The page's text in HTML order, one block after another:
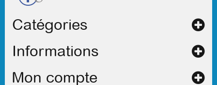
Catégories
Informations
Mon compte